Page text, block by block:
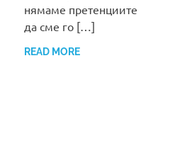
нямаме претенциите
да сме го […]
READ MORE